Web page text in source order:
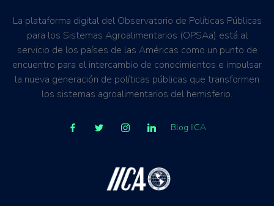
La plataforma digital del Observatorio de Políticas Públicas
para los Sistemas Agroalimentarios (OPSAa) está al
servicio de los países de las Américas como un punto de
encuentro para el intercambio de conocimientos e impulsar
la nueva generación de políticas públicas que transformen
los sistemas agroalimentarios del hemisferio.
Blog IICA